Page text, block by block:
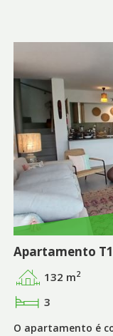
132 m2
3
O apartamento é